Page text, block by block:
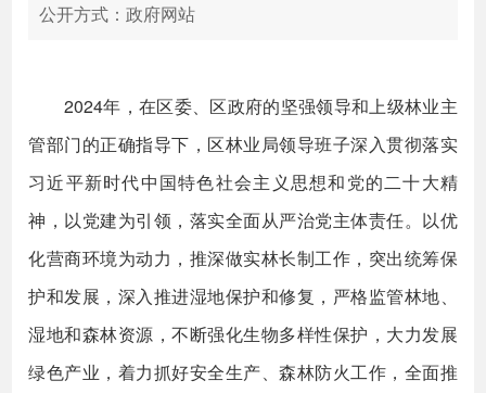
公开方式：政府网站
2024年，在区委、区政府的坚强领导和上级林业主
管部门的正确指导下，区林业局领导班子深入贯彻落实
习近平新时代中国特色社会主义思想和党的二十大精
神，以党建为引领，落实全面从严治党主体责任。以优
化营商环境为动力，推深做实林长制工作，突出统筹保
护和发展，深入推进湿地保护和修复，严格监管林地、
湿地和森林资源，不断强化生物多样性保护，大力发展
绿色产业，着力抓好安全生产、森林防火工作，全面推